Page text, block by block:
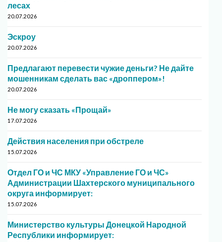
лесах
20.07.2026
Эскроу
20.07.2026
Предлагают перевести чужие деньги? Не дайте
мошенникам сделать вас «дроппером»!
20.07.2026
Не могу сказать «Прощай»
17.07.2026
Действия населения при обстреле
15.07.2026
Отдел ГО и ЧС МКУ «Управление ГО и ЧС»
Администрации Шахтерского муниципального
округа информирует:
15.07.2026
Министерство культуры Донецкой Народной
Республики информирует: